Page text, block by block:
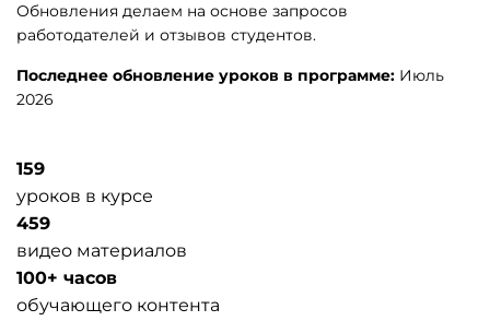
Обновления делаем на основе запросов
работодателей и отзывов студентов.
Последнее обновление уроков в программе: Июль
2026
159
уроков в курсе
459
видео материалов
100+ часов
обучающего контента